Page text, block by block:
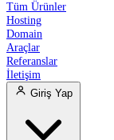
Tüm Ürünler
Hosting
Domain
Araçlar
Referanslar
İletişim
Giriş Yap